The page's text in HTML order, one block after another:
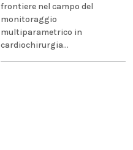
frontiere nel campo del
monitoraggio
multiparametrico in
cardiochirurgia...